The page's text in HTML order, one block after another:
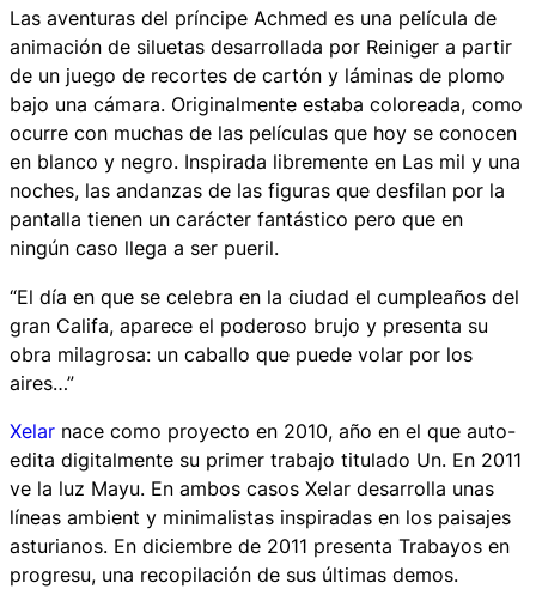
Las aventuras del príncipe Achmed es una película de
animación de siluetas desarrollada por Reiniger a partir
de un juego de recortes de cartón y láminas de plomo
bajo una cámara. Originalmente estaba coloreada, como
ocurre con muchas de las películas que hoy se conocen
en blanco y negro. Inspirada libremente en Las mil y una
noches, las andanzas de las figuras que desfilan por la
pantalla tienen un carácter fantástico pero que en
ningún caso llega a ser pueril.
“El día en que se celebra en la ciudad el cumpleaños del
gran Califa, aparece el poderoso brujo y presenta su
obra milagrosa: un caballo que puede volar por los
aires…”
Xelar nace como proyecto en 2010, año en el que auto-
edita digitalmente su primer trabajo titulado Un. En 2011
ve la luz Mayu. En ambos casos Xelar desarrolla unas
líneas ambient y minimalistas inspiradas en los paisajes
asturianos. En diciembre de 2011 presenta Trabayos en
progresu, una recopilación de sus últimas demos.